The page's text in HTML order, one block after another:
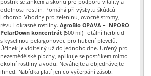
postřik se zinkem a skořicí pro podporu vitality a
odolnosti rostlin. Pomáhá při výskytu škůdců
i chorob. Vhodný pro zeleninu, ovocné stromy,
révu i okrasné rostliny. AgroBio OPAVA – INPORO
PelarDown koncentrát (500 ml) Totální herbicid
s kyselinou pelargonovou pro hubení plevelů.
Účinek je viditelný už do jednoho dne. Určený pro
nezemědělské plochy, aplikuje se postřikem mimo
okolní rostliny a vodu. Neváhejte a objednávejte
ihned. Nabídka platí jen do vyčerpání zásob.